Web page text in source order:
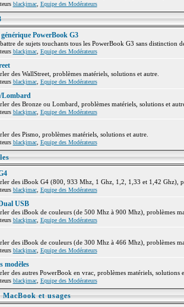
blackjmac, Equipe des Modérateurs
PowerBook G3
de sujets touchants tous les PowerBook G3 sans distinction
blackjmac, Equipe des Modérateurs
des WallStreet, problèmes matériels, solutions et autre.
blackjmac, Equipe des Modérateurs
Lombard
des Bronze ou Lombard, problèmes matériels, solutions et
blackjmac, Equipe des Modérateurs
des Pismo, problèmes matériels, solutions et autre.
blackjmac, Equipe des Modérateurs
des iBook G4 (800, 933 Mhz, 1 Ghz, 1,2, 1,33 et 1,42 Ghz),
blackjmac, Equipe des Modérateurs
USB
des iBook de couleurs (de 500 Mhz à 900 Mhz), problèmes
blackjmac, Equipe des Modérateurs
des iBook de couleurs (de 300 Mhz à 466 Mhz), problèmes
blackjmac, Equipe des Modérateurs
modèles
des autres PowerBook en vrac, problèmes matériels, solutions
blackjmac, Equipe des Modérateurs
et usages